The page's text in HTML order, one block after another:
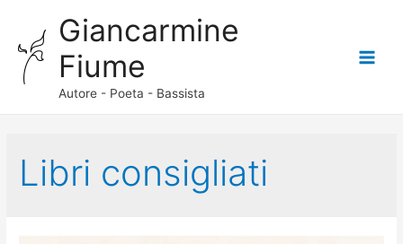
Giancarmine
Fiume
Autore - Poeta - Bassista
Main
Libri consigliati